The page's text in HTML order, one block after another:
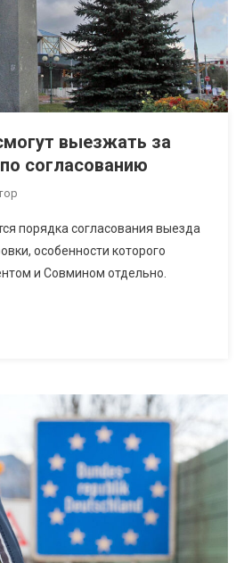
выезжать за
согласованию
порядка согласования выезда
особенности которого
и Совмином отдельно.